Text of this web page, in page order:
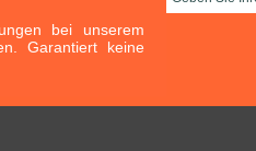
bei unserem
Garantiert keine